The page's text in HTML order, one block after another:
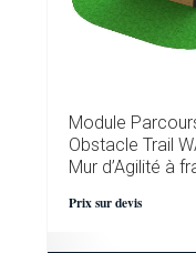
Module
Obstacle Trail
Mur d’Agilité à
Prix sur devis